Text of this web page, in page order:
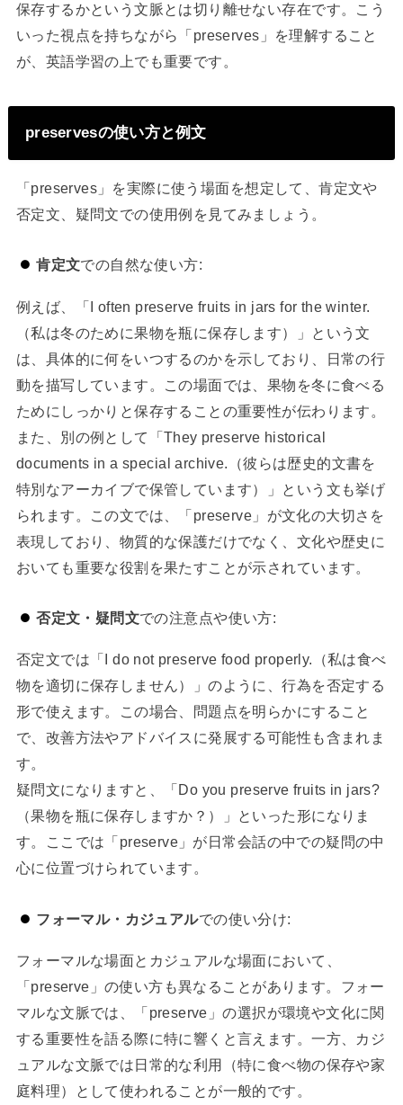
保存するかという文脈とは切り離せない存在です。こう
いった視点を持ちながら「preserves」を理解すること
が、英語学習の上でも重要です。
preservesの使い方と例文
「preserves」を実際に使う場面を想定して、肯定文や
否定文、疑問文での使用例を見てみましょう。
肯定文での自然な使い方:
例えば、「I often preserve fruits in jars for the winter.
（私は冬のために果物を瓶に保存します）」という文
は、具体的に何をいつするのかを示しており、日常の行
動を描写しています。この場面では、果物を冬に食べる
ためにしっかりと保存することの重要性が伝わります。
また、別の例として「They preserve historical
documents in a special archive.（彼らは歴史的文書を
特別なアーカイブで保管しています）」という文も挙げ
られます。この文では、「preserve」が文化の大切さを
表現しており、物質的な保護だけでなく、文化や歴史に
おいても重要な役割を果たすことが示されています。
否定文・疑問文での注意点や使い方:
否定文では「I do not preserve food properly.（私は食べ
物を適切に保存しません）」のように、行為を否定する
形で使えます。この場合、問題点を明らかにすること
で、改善方法やアドバイスに発展する可能性も含まれま
す。
疑問文になりますと、「Do you preserve fruits in jars?
（果物を瓶に保存しますか？）」といった形になりま
す。ここでは「preserve」が日常会話の中での疑問の中
心に位置づけられています。
フォーマル・カジュアルでの使い分け:
フォーマルな場面とカジュアルな場面において、
「preserve」の使い方も異なることがあります。フォー
マルな文脈では、「preserve」の選択が環境や文化に関
する重要性を語る際に特に響くと言えます。一方、カジ
ュアルな文脈では日常的な利用（特に食べ物の保存や家
庭料理）として使われることが一般的です。